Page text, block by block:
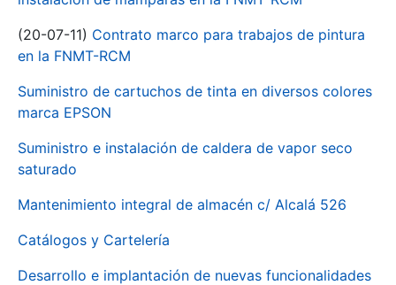
(20-07-11) Contrato marco para trabajos de pintura
en la FNMT-RCM
Suministro de cartuchos de tinta en diversos colores
marca EPSON
Suministro e instalación de caldera de vapor seco
saturado
Mantenimiento integral de almacén c/ Alcalá 526
Catálogos y Cartelería
Desarrollo e implantación de nuevas funcionalidades